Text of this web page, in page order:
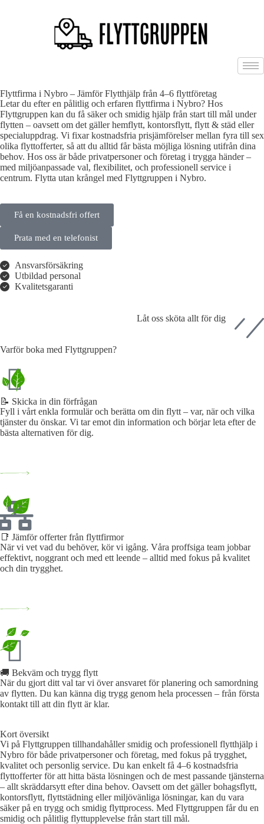
Flyttfirma i Nybro – Jämför Flytthjälp från 4–6 flyttföretag
Letar du efter en pålitlig och erfaren flyttfirma i Nybro? Hos
Flyttgruppen kan du få säker och smidig hjälp från start till mål under
flytten – oavsett om det gäller hemflytt, kontorsflytt, flytt & städ eller
specialuppdrag. Vi fixar kostnadsfria prisjämförelser mellan fyra till sex
olika flyttofferter, så att du alltid får bästa möjliga lösning utifrån dina
behov. Hos oss är både privatpersoner och företag i trygga händer –
med miljöanpassade val, flexibilitet, och professionell service i
centrum. Flytta utan krångel med Flyttgruppen i Nybro.
Få en kostnadsfri offert
Prata med en telefonist
Ansvarsförsäkring
Utbildad personal
Kvalitetsgaranti
Låt oss sköta allt för dig
Varför boka med Flyttgruppen?
📝 Skicka in din förfrågan
Fyll i vårt enkla formulär och berätta om din flytt – var, när och vilka
tjänster du önskar. Vi tar emot din information och börjar leta efter de
bästa alternativen för dig.
📑 Jämför offerter från flyttfirmor
När vi vet vad du behöver, kör vi igång. Våra proffsiga team jobbar
effektivt, noggrant och med ett leende – alltid med fokus på kvalitet
och din trygghet.
🚚 Bekväm och trygg flytt
När du gjort ditt val tar vi över ansvaret för planering och samordning
av flytten. Du kan känna dig trygg genom hela processen – från första
kontakt till att din flytt är klar.
Kort översikt
Vi på Flyttgruppen tillhandahåller smidig och professionell flytthjälp i
Nybro för både privatpersoner och företag, med fokus på trygghet,
kvalitet och personlig service. Du kan enkelt få 4–6 kostnadsfria
flyttofferter för att hitta bästa lösningen och de mest passande tjänsterna
– allt skräddarsytt efter dina behov. Oavsett om det gäller bohagsflytt,
kontorsflytt, flyttstädning eller miljövänliga lösningar, kan du vara
säker på en trygg och smidig flyttprocess. Med Flyttgruppen får du en
smidig och pålitlig flyttupplevelse från start till mål.